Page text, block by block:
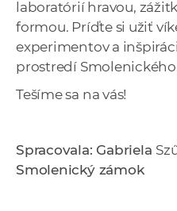
laboratórií hravou,
formou. Príďte si užiť
experimentov a
prostredí
Tešíme sa na vás!
Spracovala: Gabriela
Smolenický zámok